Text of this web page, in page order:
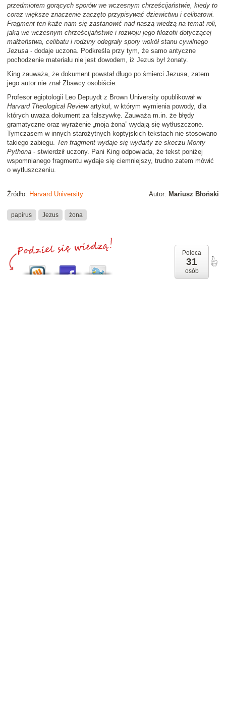
przedmiotem gorących sporów we wczesnym chrześcijaństwie, kiedy to
coraz większe znaczenie zaczęto przypisywać dziewictwu i celibatowi.
Fragment ten każe nam się zastanowić nad naszą wiedzą na temat roli,
jaką we wczesnym chrześcijaństwie i rozwoju jego filozofii dotyczącej
małżeństwa, celibatu i rodziny odegrały spory wokół stanu cywilnego
Jezusa - dodaje uczona. Podkreśla przy tym, że samo antyczne
pochodzenie materiału nie jest dowodem, iż Jezus był żonaty.
King zauważa, że dokument powstał długo po śmierci Jezusa, zatem
jego autor nie znał Zbawcy osobiście.
Profesor egiptologii Leo Depuydt z Brown University opublikował w
Harvard Theological Reviewartykuł, w którym wymienia powody, dla
których uważa dokument za fałszywkę. Zauważa m.in. że błędy
gramatyczne oraz wyrażenie „moja żona” wydają się wytłuszczone.
Tymczasem w innych starożytnych koptyjskich tekstach nie stosowano
takiego zabiegu. Ten fragment wydaje się wydarty ze skeczu Monty
Pythona - stwierdził uczony. Pani King odpowiada, że tekst poniżej
wspomnianego fragmentu wydaje się ciemniejszy, trudno zatem mówić
o wytłuszczeniu.
Autor: Mariusz Błoński
Źródło: Harvard University
papirus Jezus żona
Poleca
31
osób